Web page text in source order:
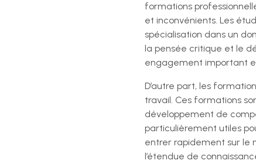
formations
et inconvénients. Les
spécialisation dans un
la pensée critique et le
engagement important
D’autre part, les
travail. Ces formations
développement de
particulièrement utiles
entrer rapidement sur le
l’étendue de